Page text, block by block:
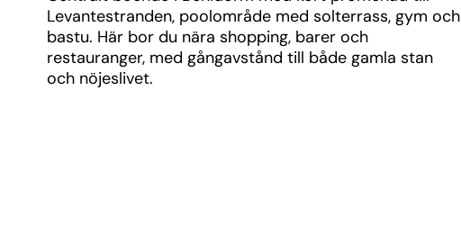
Levantestranden, poolområde med solterrass, gym och
bastu. Här bor du nära shopping, barer och
restauranger, med gångavstånd till både gamla stan
och nöjeslivet.